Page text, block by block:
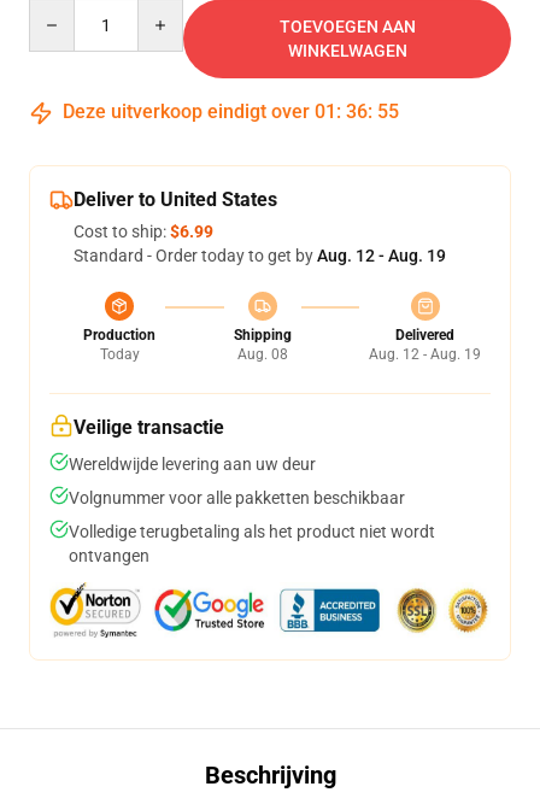
TOEVOEGEN AAN
WINKELWAGEN
Deze uitverkoop eindigt over 01 : 36: 54
Deliver to United States
Cost to ship:$6.99
Standard - Order today to get byAug. 12 - Aug. 19
Production
Today
Shipping
Aug. 08
Delivered
Aug. 12 - Aug. 19
Veilige transactie
Wereldwijde levering aan uw deur
Volgnummer voor alle pakketten beschikbaar
Volledige terugbetaling als het product niet wordt
ontvangen
Beschrijving